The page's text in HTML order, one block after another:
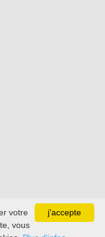
Normalisation 2021
j'accepte
votre
vous